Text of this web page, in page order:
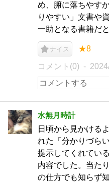
め、腑に落ちやす
りやすい」文書や
一助となる書籍だ
ナイス ★8
コメント(0)
水無月時計
日頃から見かける
れた「分かりづら
提示してくれてい
内容でした。当た
の仕方でも知らず